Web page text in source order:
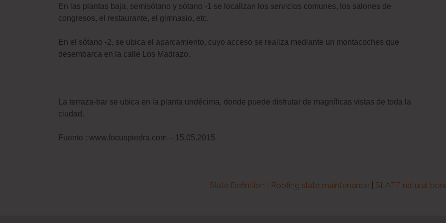
En las plantas baja, semisótano y sótano -1 se localizan los servicios comunes, los salones de
congresos, el restaurante, el gimnasio, etc.
En el sótano -2, se ubica el aparcamiento, cuyo acceso se realiza mediante un montacoches que
desembarca en la calle Los Madrazo.
La terraza-bar se ubica en la planta undécima, donde puede disfrutar de magníficas vistas de toda la
ciudad.
Fuente : www.focuspiedra.com – 15.05.2015
Slate Definition Roofing slate maintenance SLATE natural